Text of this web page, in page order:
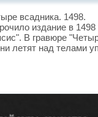
всадника. 1498.
издание в 1498
В гравюре
летят над телами